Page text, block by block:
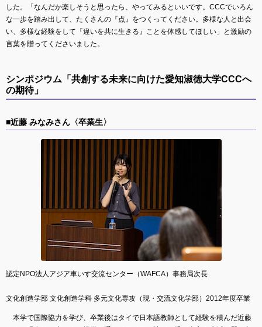
した。「なんだか楽しそうと思ったら、やってみるといいです。CCCでいろん
な一歩を踏み出して、たくさんの『点』をつくってください。多様な人と出会
い、多様な経験をして『違いを共に生きる』ことを体感してほしい」と激励の
言葉を贈ってくださいました。
シンポジウム「共創する未来に向けた愛知淑徳大学CCCへ
の期待」
■近藤 みなみさん〈卒業生〉
認定NPO法人アジア車いす交流センター（WAFCA）事務局次長
文化創造学部 文化創造学科 多元文化専攻（現・交流文化学部）2012年度卒業
本学で国際協力を学び、卒業後はタイで日本語教師として経験を積んだ近藤